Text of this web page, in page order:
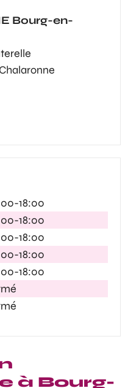
Bourg-en-
18:00
18:00
18:00
18:00
18:00
à Bourg-